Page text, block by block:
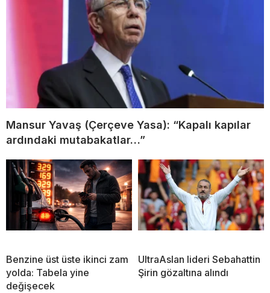
Mansur Yavaş (Çerçeve Yasa): “Kapalı kapılar
ardındaki mutabakatlar…”
Benzine üst üste ikinci zam
yolda: Tabela yine
değişecek
UltraAslan lideri Sebahattin
Şirin gözaltına alındı